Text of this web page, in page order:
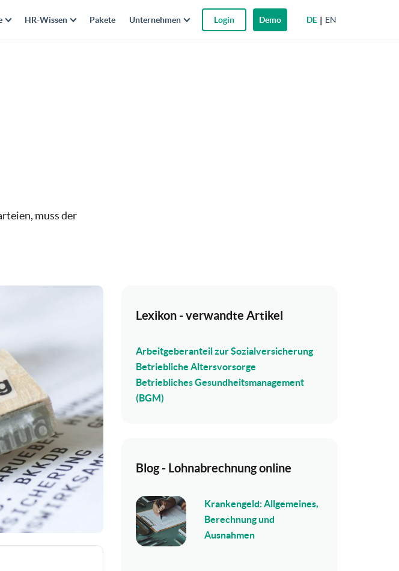
DE EN
HR-Wissen Pakete Unternehmen Login Demo
muss der
Lexikon - verwandte Artikel
Arbeitgeberanteil zur Sozialversicherung
Betriebliche Altersvorsorge
Betriebliches Gesundheitsmanagement
(BGM)
Blog - Lohnabrechnung online
Krankengeld: Allgemeines,
Berechnung und
Ausnahmen